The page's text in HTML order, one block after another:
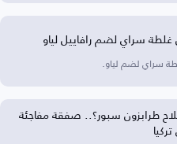
سراي لضم رافاييل لياو
سراي لضم لياو.
طرابزون سبور؟.. صفقة مفاجئة